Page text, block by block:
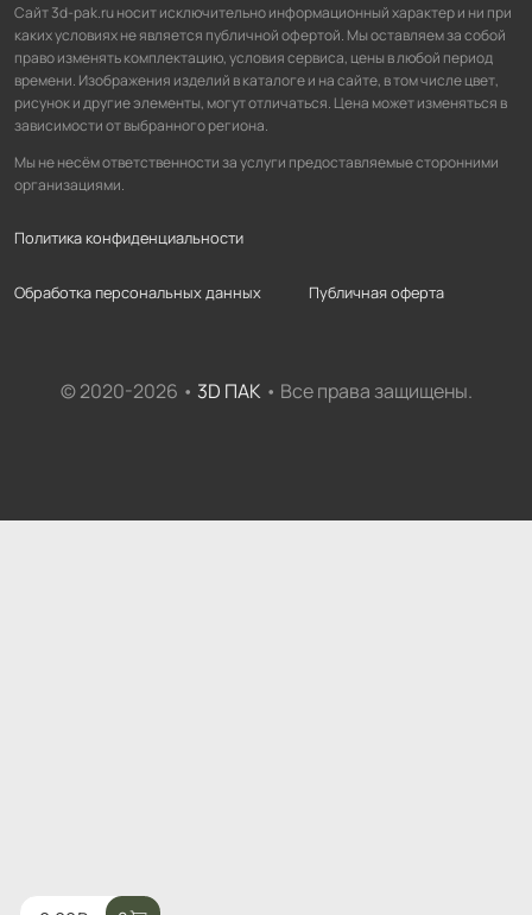
Сайт 3d-pak.ru носит исключительно информационный характер и ни при
каких условиях не является публичной офертой. Мы оставляем за собой
право изменять комплектацию, условия сервиса, цены в любой период
времени. Изображения изделий в каталоге и на сайте, в том числе цвет,
рисунок и другие элементы, могут отличаться. Цена может изменяться в
зависимости от выбранного региона.
Мы не несём ответственности за услуги предоставляемые сторонними
организациями.
Политика конфиденциальности
Обработка персональных данных Публичная оферта
© 2020-2026 • 3D ПАК• Все права защищены.